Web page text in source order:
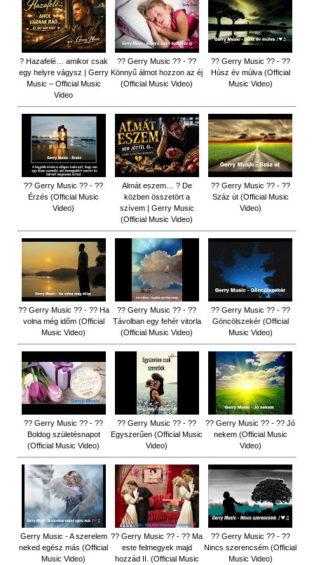
? Hazafelé… amikor csak
egy helyre vágysz | Gerry
Music – Official Music
Video
?? Gerry Music ?? - ??
Könnyű álmot hozzon az éj
(Official Music Video)
?? Gerry Music ?? - ??
Húsz év múlva (Official
Music Video)
?? Gerry Music ?? - ??
Érzés (Official Music
Video)
Almát eszem… ? De
közben összetört a
szívem | Gerry Music
(Official Music Video)
?? Gerry Music ?? - ??
Száz út (Official Music
Video)
?? Gerry Music ?? - ?? Ha
volna még időm (Official
Music Video)
?? Gerry Music ?? - ??
Távolban egy fehér vitorla
(Official Music Video)
?? Gerry Music ?? - ??
Göncölszekér (Official
Music Video)
?? Gerry Music ?? - ??
Boldog születésnapot
(Official Music Video)
?? Gerry Music ?? - ??
Egyszerűen (Official Music
Video)
?? Gerry Music ?? - ?? Jó
nekem (Official Music
Video)
Gerry Music - A szerelem
neked egész más (Official
Music Video)
?? Gerry Music ?? - ?? Ma
este felmegyek majd
hozzád II. (Official Music
?? Gerry Music ?? - ??
Nincs szerencsém (Official
Music Video)